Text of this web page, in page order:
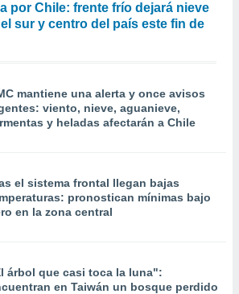
por Chile: frente frío dejará nieve
sur y centro del país este fin de
mantiene una alerta y once avisos
viento, nieve, aguanieve,
y heladas afectarán a Chile
el sistema frontal llegan bajas
pronostican mínimas bajo
en la zona central
árbol que casi toca la luna":
en Taiwán un bosque perdido